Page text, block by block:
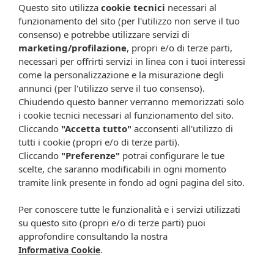
Resta in contatto: (informativa sulla privacy)
Presta il consenso al trattamento dei propri dati da
parte di Farmacia Cavalieri per finalità di invio,
attraverso e-mail, SMS, MMS, fax ed altri mezzi
automatizzati o tradizionali (come telefonate con
operatore), di materiale pubblicitario, promozionale, di
comunicazione commerciale, di compimento di ricerche
di mercato e di vendita diretta in relazione a prodotti o
servizi di Farmacia Cavalieri.
Presta il consenso per attività di profilazione al fine di
migliorare l'offerta di prodotti e servizi e per le finalità
Iscrivimi
Questo sito utilizza cookie tecnici necessari al
funzionamento del sito (per l'utilizzo non serve il tuo
consenso) e potrebbe utilizzare servizi di
marketing/profilazione, propri e/o di terze parti,
necessari per offrirti servizi in linea con i tuoi interessi
come la personalizzazione e la misurazione degli
annunci (per l'utilizzo serve il tuo consenso).
Chiudendo questo banner verranno memorizzati solo
i cookie tecnici necessari al funzionamento del sito.
Cliccando "Accetta tutto" acconsenti all'utilizzo di
tutti i cookie (propri e/o di terze parti).
Cliccando "Preferenze" potrai configurare le tue
scelte, che saranno modificabili in ogni momento
tramite link presente in fondo ad ogni pagina del sito.
Per conoscere tutte le funzionalità e i servizi utilizzati
su questo sito (propri e/o di terze parti) puoi
approfondire consultando la nostra
Informativa Cookie.